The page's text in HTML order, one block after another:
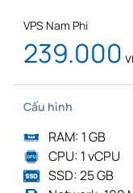
VPS Nam Phi
239.000
Cấu hình
RAM: 1 GB
CPU: 1 vCPU
SSD: 25 GB